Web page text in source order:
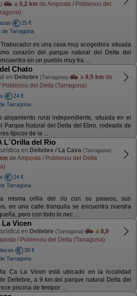
a 0,2 km de Amposta / Poblenou del
25 €
de Tarragona
es una casa muy acogedora situada
corazón del parque natural del Delta del
en un pueblo muy tra ...
Chato
en Deltebre (Tarragona) a 8,5 km de
Poblenou del Delta (Tarragona)
24 €
Tarragona
alojamiento rural independiente, situada en el
Parque Natural del Delta del Ebro, rodeada de
típicos de la ...
L´Orilla del Rio
en Deltebre / La Cava (Tarragona)
de Amposta / Poblenou del Delta
24 €
Tarragona
misma orilla del río con su paseos, sus
en una calle tranquila se encuentra nuestra
pero con todo lo nec ...
La Vicen
en Deltebre (Tarragona) a 8,9
/ Poblenou del Delta (Tarragona)
30 €
Tarragona
Ca La Vicen está ubicado en la localidad
Deltebre, a 9 km del parque natural Delta del
piscina de tempor ...